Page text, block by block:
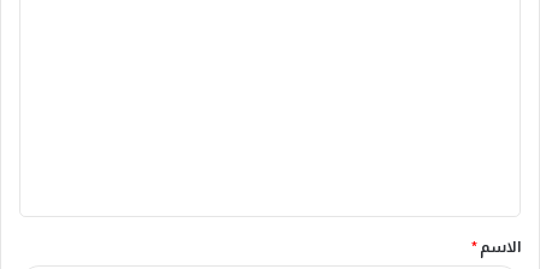
ق
*
الاسم *